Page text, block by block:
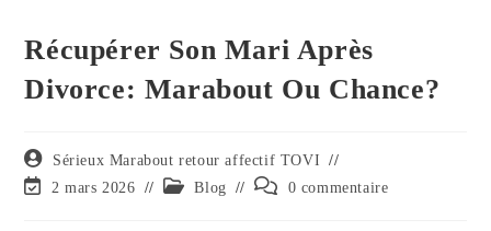
Récupérer Son Mari Après
Divorce: Marabout Ou Chance?
Sérieux Marabout retour affectif TOVI
2 mars 2026
Blog 0 commentaire